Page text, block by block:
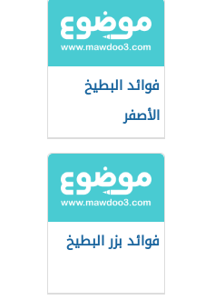
فوائد البطيخ
الأصفر
فوائد بزر البطيخ